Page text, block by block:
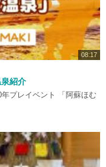
08:17
紹介
プレイベント 「阿蘇ほむ